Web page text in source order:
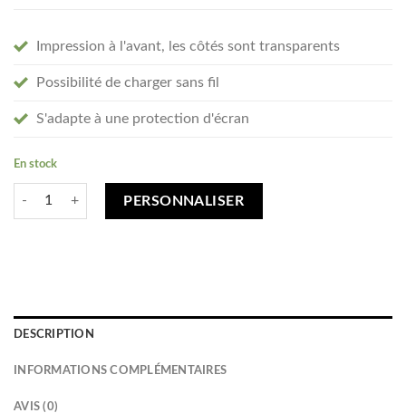
Impression à l'avant, les côtés sont transparents
Possibilité de charger sans fil
S'adapte à une protection d'écran
En stock
quantité de Créez votre Oppo Find X3 Lite / Reno5 5G coque
PERSONNALISER
DESCRIPTION
INFORMATIONS COMPLÉMENTAIRES
AVIS (0)